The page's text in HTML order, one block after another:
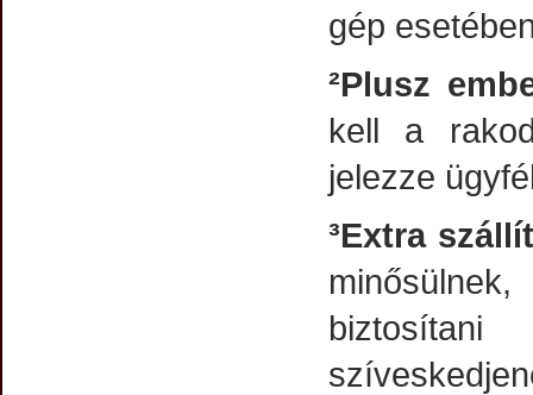
gép
²Plusz
kell a
jelezze
³Extra